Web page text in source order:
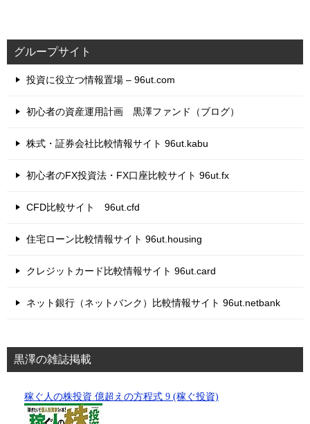
グループサイト
投資に役立つ情報置場 – 96ut.com
初心者の資産運用計画 黒澤ファンド（ブログ）
株式・証券会社比較情報サイト 96ut.kabu
初心者のFX投資法・FX口座比較サイト 96ut.fx
CFD比較サイト 96ut.cfd
住宅ローン比較情報サイト 96ut.housing
クレジットカード比較情報サイト 96ut.card
ネット銀行（ネットバンク）比較情報サイト 96ut.netbank
黒澤の雑誌掲載
稼ぐ人の株投資 億超えの方程式 9 (稼ぐ投資)